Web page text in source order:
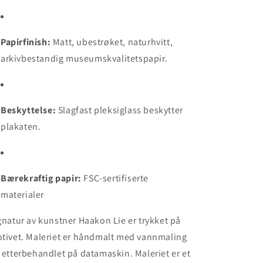
Papirfinish: Matt, ubestrøket, naturhvitt,
arkivbestandig museumskvalitetspapir.
Beskyttelse: Slagfast pleksiglass beskytter
plakaten.
Bærekraftig papir: FSC‑sertifiserte
materialer
av kunstner Haakon Lie er trykket på
Maleriet er håndmalt med vannmaling
på datamaskin. Maleriet er et